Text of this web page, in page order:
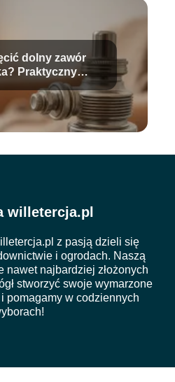
dolny zawór
Praktyczny
krok po kroku
willetercja.pl
z pasją dzieli się
i ogrodach. Naszą
nawet najbardziej złożonych
stworzyć swoje wymarzone
pomagamy w codziennych